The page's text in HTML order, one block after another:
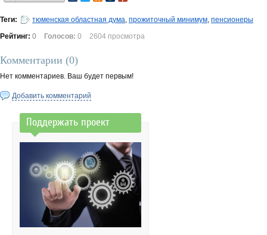
Теги: тюменская областная дума, прожиточный минимум, пенсионеры
Рейтинг: 0 Голосов: 0 2604 просмотра
Комментарии (0)
Нет комментариев. Ваш будет первым!
Добавить комментарий
Поддержать проект